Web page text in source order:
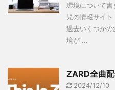
環境について
児の情報サイ
過去いくつか
境が ...
ZARD全曲配
2024/12/10